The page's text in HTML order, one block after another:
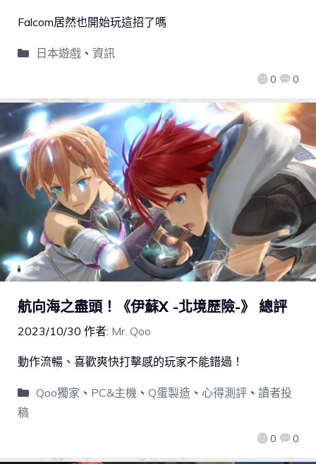
0 0
Falcom居然也開始玩這招了嗎
日本遊戲、 資訊
航向海之盡頭！《伊蘇X -北境歷險-》 總評
2023/10/30 作者: Mr. Qoo
0 0
動作流暢、喜歡爽快打擊感的玩家不能錯過！
Qoo獨家 、 PC&主機、 Q蛋製造 、 心得測評、 讀者投
稿